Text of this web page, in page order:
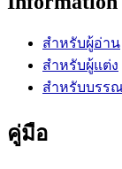
สำหรับผู้อ่าน
สำหรับผู้แต่ง
สำหรับบรร
คู่มือ